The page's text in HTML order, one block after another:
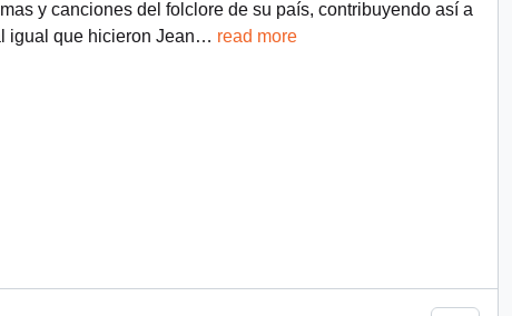
y canciones del folclore de su país, contribuyendo así a
igual que hicieron Jean… read more